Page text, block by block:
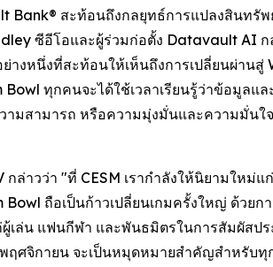
Bank® สะท้อนถึงกลยุทธ์การแปลงสินทรัพ
ซีอีโอและผู้ร่วมก่อตั้ง Datavault AI
างหนึ่งที่สะท้อนให้เห็นถึงการเปลี่ยนผ่าน
ทุกคนจะได้ใช้เวลาเรียนรู้ว่าข้อมูลแ
ามสามารถ หรือความมุ่งมั่นและความมั่นใ
าวว่า "ที่ CESM เรากำลังให้นิยามใหม่
ถือเป็นก้าวเปลี่ยนเกมครั้งใหญ่ ด้วยก
เล่น แฟนกีฬา และพันธมิตรในการสัมผัส
ศจิกายน จะเป็นหมุดหมายสำคัญสำหรับ